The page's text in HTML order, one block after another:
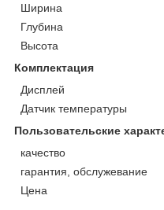
Ширина
Глубина
Высота
Комплектация
Дисплей
Датчик температуры
Пользовательские
качество
гарантия, обслужевание
Цена